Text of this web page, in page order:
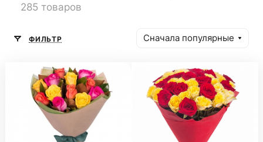
285 товаров
ФИЛЬТР Сначала популярные